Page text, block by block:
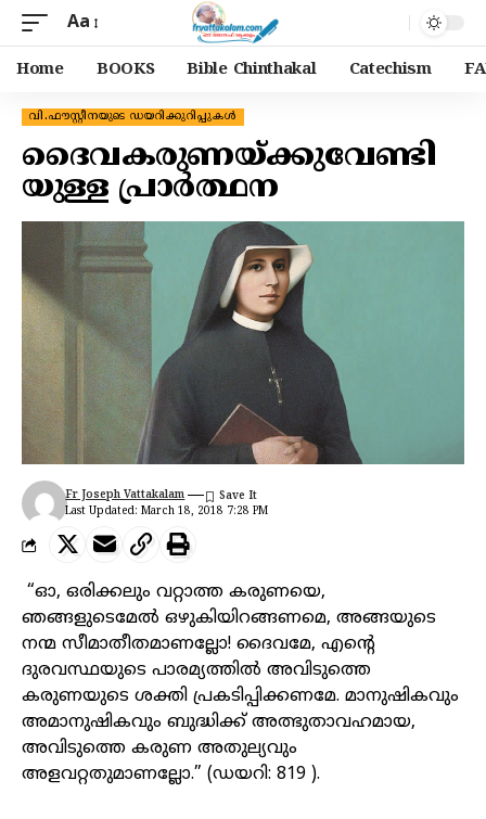
Aa
Home BOOKS Bible Chinthakal Catechism
വി.ഫൗസ്റ്റീനയുടെ ഡയറിക്കുറിപ്പുകൾ
ദൈവകരുണയ്ക്കുവേണ്ടി
യുള്ള പ്രാർത്ഥന
Last Updated: March 18, 2018 7:28 PM
Fr Joseph Vattakalam
“ഓ, ഒരിക്കലും വറ്റാത്ത കരുണയെ,
ഞങ്ങളുടെമേൽ ഒഴുകിയിറങ്ങണമെ, അങ്ങയുടെ
നന്മ സീമാതീതമാണല്ലോ! ദൈവമേ, എന്റെ
ദുരവസ്ഥയുടെ പാരമ്യത്തിൽ അവിടുത്തെ
കരുണയുടെ ശക്തി പ്രകടിപ്പിക്കണമേ. മാനുഷികവും
അമാനുഷികവും ബുദ്ധിക്ക് അത്ഭുതാവഹമായ,
അവിടുത്തെ കരുണ അതുല്യവും
അളവറ്റതുമാണല്ലോ.” (ഡയറി: 819 ).